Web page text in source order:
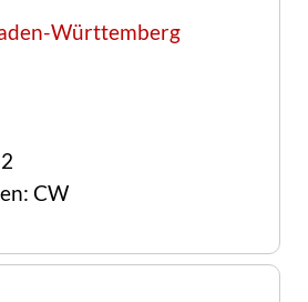
Württemberg
CW